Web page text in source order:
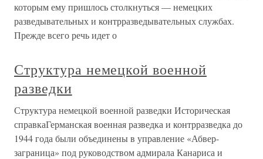
которым ему пришлось столкнуться — немецких
разведывательных и контрразведывательных службах.
Прежде всего речь идет о
Структура немецкой военной
разведки
Структура немецкой военной разведки Историческая
справкаГерманская военная разведка и контрразведка до
1944 года были объединены в управление «Абвер-
заграница» под руководством адмирала Канариса и